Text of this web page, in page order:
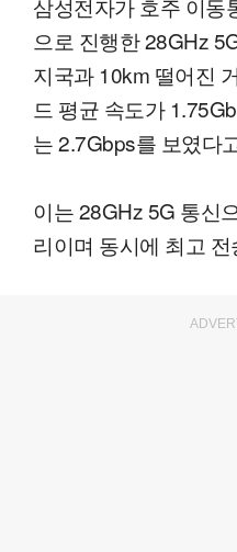
삼성전자가 호주 이동
으로 진행한 28GHz
지국과 10km 떨어진
드 평균 속도가
는 2.7Gbps를 보였다
이는 28GHz 5G 통신
리이며 동시에 최고